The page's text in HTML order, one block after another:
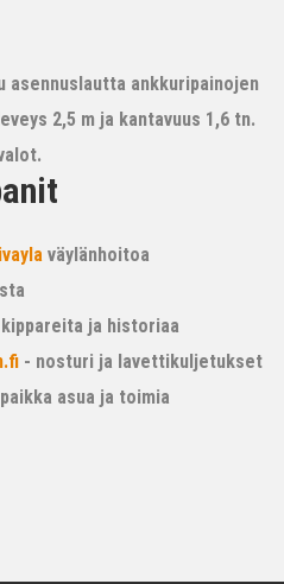
ankkuripainojen
2,5 m ja kantavuus 1,6 tn.
väylänhoitoa
ja historiaa
- nosturi ja lavettikuljetukset
asua ja toimia